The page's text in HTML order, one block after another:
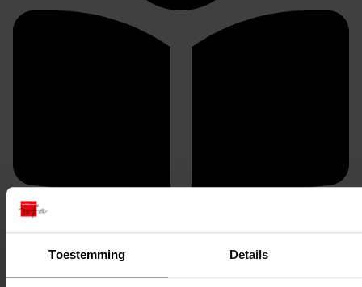
Toestemming Details
U kunt dit stuk / deze stukken in origineel raadplegen
in de studiezaal van het Westfries Archief (WFA).
U heeft daarvoor de volgende gegevens nodig: